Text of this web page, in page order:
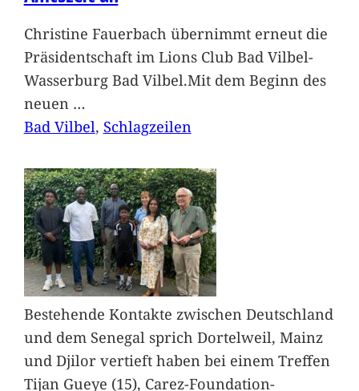
Christine Fauerbach übernimmt erneut die
Präsidentschaft im Lions Club Bad Vilbel-
Wasserburg Bad Vilbel.Mit dem Beginn des
neuen …
Bad Vilbel, Schlagzeilen
Bestehende Kontakte zwischen Deutschland
und dem Senegal sprich Dortelweil, Mainz
und Djilor vertieft haben bei einem Treffen
Tijan Gueye (15), Carez-Foundation-